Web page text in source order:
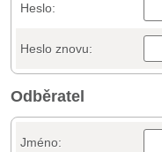
Heslo:
Heslo znovu:
Odběratel
Jméno: